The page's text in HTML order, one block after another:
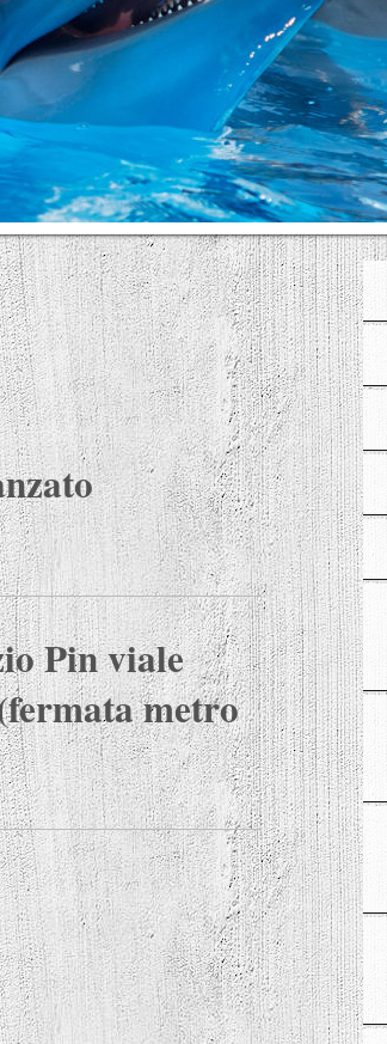
Pin viale
metro